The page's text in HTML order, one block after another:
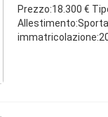
Prezzo:18.300 €